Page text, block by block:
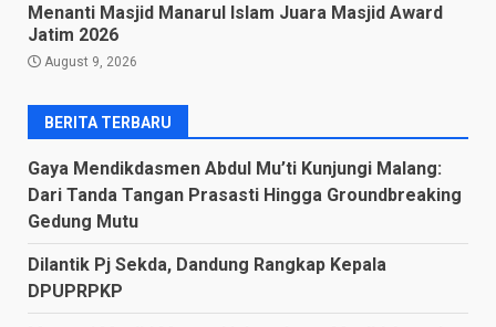
Menanti Masjid Manarul Islam Juara Masjid Award
Jatim 2026
August 9, 2026
BERITA TERBARU
Gaya Mendikdasmen Abdul Mu’ti Kunjungi Malang:
Dari Tanda Tangan Prasasti Hingga Groundbreaking
Gedung Mutu
Dilantik Pj Sekda, Dandung Rangkap Kepala
DPUPRPKP